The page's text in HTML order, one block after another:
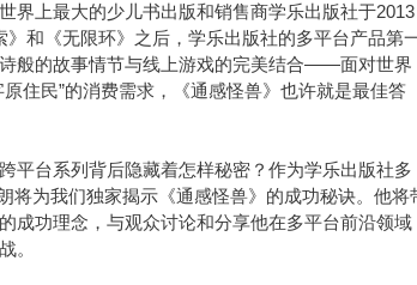
界上最大的少儿书出版和销售商学乐出版社于2013
和《无限环》之后，学乐出版社的多平台产品第
般的故事情节与线上游戏的完美结合——面对世界
原住民”的消费需求，《通感怪兽》也许就是最佳答
平台系列背后隐藏着怎样秘密？作为学乐出版社多
将为我们独家揭示《通感怪兽》的成功秘诀。他将
成功理念，与观众讨论和分享他在多平台前沿领域
。